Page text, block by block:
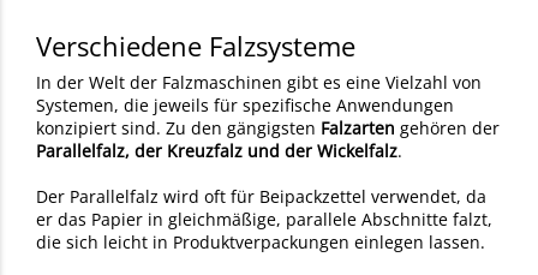
Verschiedene Falzsysteme
In der Welt der Falzmaschinen gibt es eine Vielzahl von
Systemen, die jeweils für spezifische Anwendungen
konzipiert sind. Zu den gängigsten Falzarten gehören der
Parallelfalz, der Kreuzfalz und der Wickelfalz.
Der Parallelfalz wird oft für Beipackzettel verwendet, da
er das Papier in gleichmäßige, parallele Abschnitte falzt,
die sich leicht in Produktverpackungen einlegen lassen.